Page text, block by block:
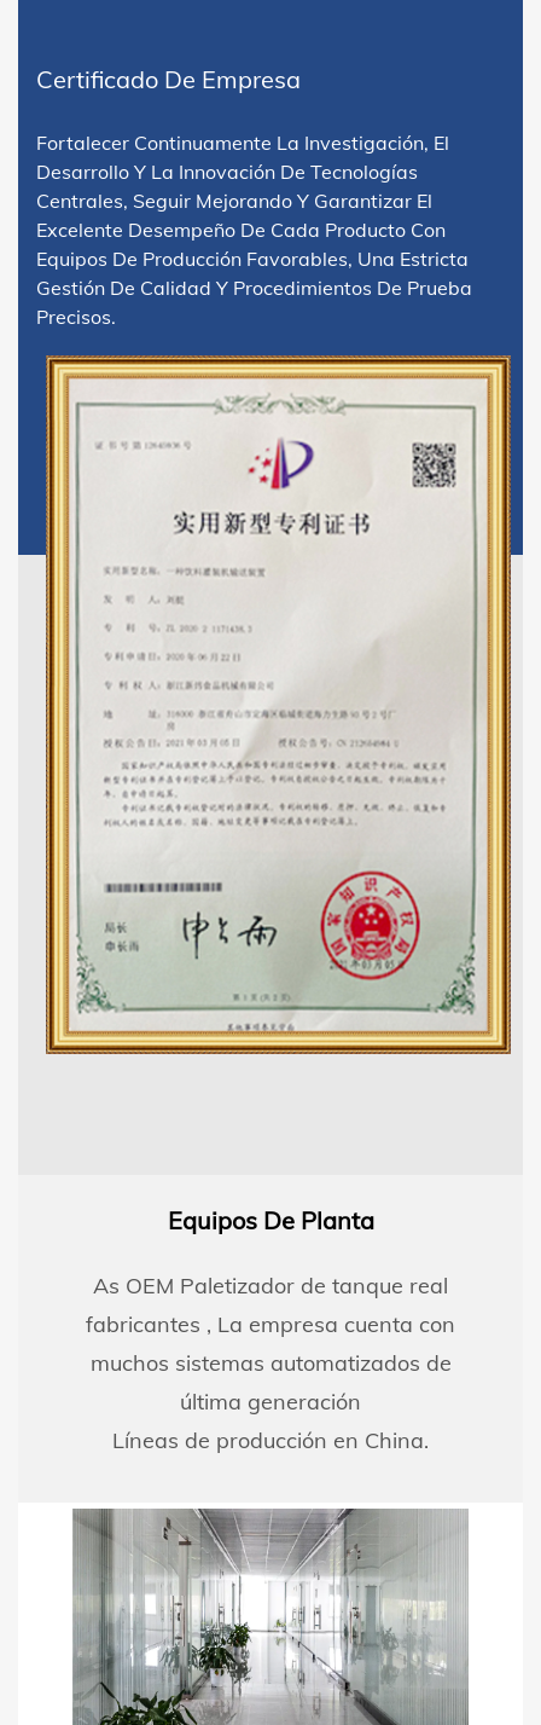
Certificado De Empresa
Fortalecer Continuamente La Investigación, El
Desarrollo Y La Innovación De Tecnologías
Centrales, Seguir Mejorando Y Garantizar El
Excelente Desempeño De Cada Producto Con
Equipos De Producción Favorables, Una Estricta
Gestión De Calidad Y Procedimientos De Prueba
Precisos.
Equipos De Planta
As OEM Paletizador de tanque real
fabricantes , La empresa cuenta con
muchos sistemas automatizados de
última generación
Líneas de producción en China.